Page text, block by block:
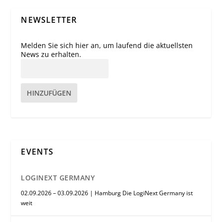
NEWSLETTER
Melden Sie sich hier an, um laufend die aktuellsten
News zu erhalten.
HINZUFÜGEN
EVENTS
LOGINEXT GERMANY
02.09.2026 – 03.09.2026 | Hamburg Die LogiNext Germany ist
weit